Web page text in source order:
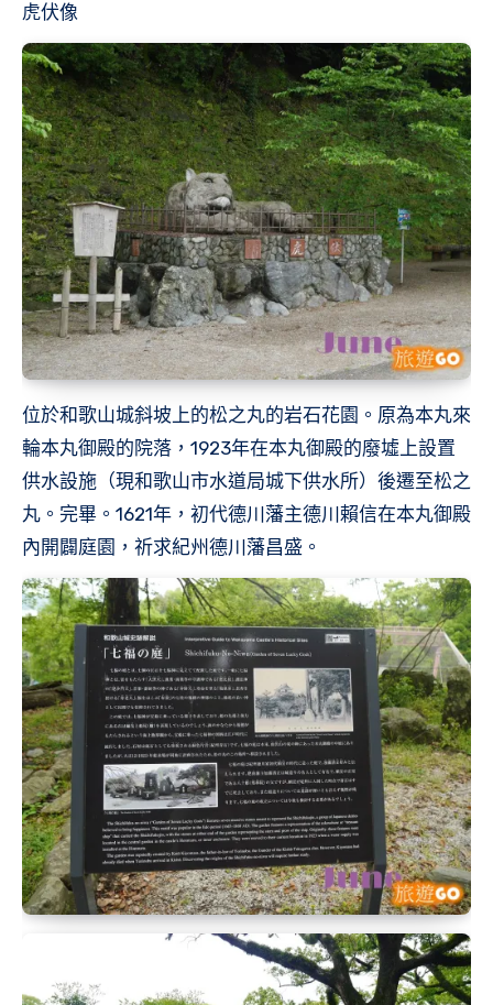
虎伏像
位於和歌山城斜坡上的松之丸的岩石花園。原為本丸來
輪本丸御殿的院落，1923年在本丸御殿的廢墟上設置
供水設施（現和歌山市水道局城下供水所）後遷至松之
丸。完畢。1621年，初代德川藩主德川賴信在本丸御殿
內開闢庭園，祈求紀州德川藩昌盛。